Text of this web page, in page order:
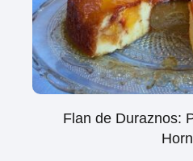
Flan de Duraznos: